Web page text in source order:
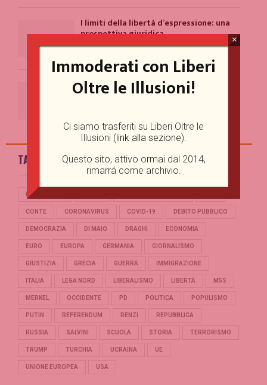
I limiti della libertà d’espressione: una
prospettiva giuridica
18/09/2023
A Roma c’è un evidente problema con la
comunicazione
TAG
BERLUSCONI
CONTE CORONAVIRUS COVID-19 DEBITO PUBBLICO
DEMOCRAZIA DI MAIO DRAGHI ECONOMIA
EURO EUROPA GERMANIA GIORNALISMO
GIUSTIZIA GRECIA GUERRA IMMIGRAZIONE
ITALIA LEGA NORD LIBERALISMO LIBERTÀ M5S
MERKEL OCCIDENTE PD POLITICA POPULISMO
PUTIN REFERENDUM RENZI REPUBBLICA
RUSSIA SALVINI SCUOLA STORIA TERRORISMO
TRUMP TURCHIA UCRAINA UE
UNIONE EUROPEA USA
Immoderati con Liberi
Oltre le Illusioni!
Ci siamo trasferiti su Liberi Oltre le
Illusioni (link alla sezione).
Questo sito, attivo ormai dal 2014,
rimarrá come archivio.
×